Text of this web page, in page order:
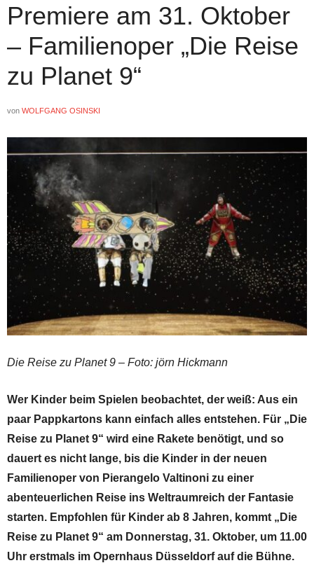
Premiere am 31. Oktober
– Familienoper „Die Reise
zu Planet 9“
von WOLFGANG OSINSKI
Die Reise zu Planet 9 – Foto: jörn Hickmann
Wer Kinder beim Spielen beobachtet, der weiß: Aus ein
paar Pappkartons kann einfach alles entstehen. Für „Die
Reise zu Planet 9“ wird eine Rakete benötigt, und so
dauert es nicht lange, bis die Kinder in der neuen
Familienoper von Pierangelo Valtinoni zu einer
abenteuerlichen Reise ins Weltraumreich der Fanta­sie
starten. Empfohlen für Kinder ab 8 Jahren, kommt „Die
Reise zu Planet 9“ am Donnerstag, 31. Oktober, um 11.00
Uhr erstmals im Opernhaus Düsseldorf auf die Bühne.